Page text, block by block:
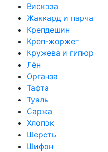
Вискоза
Жаккард и парча
Крепдешин
Креп-жоржет
Кружева и гипюр
Лён
Органза
Тафта
Туаль
Саржа
Хлопок
Шерсть
Шифон